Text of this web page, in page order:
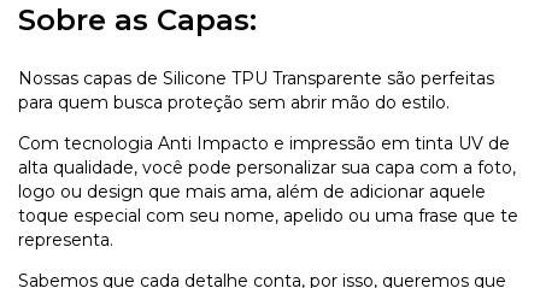
Sobre as Capas:
Nossas capas de Silicone TPU Transparente são perfeitas
para quem busca proteção sem abrir mão do estilo.
Com tecnologia Anti Impacto e impressão em tinta UV de
alta qualidade, você pode personalizar sua capa com a foto,
logo ou design que mais ama, além de adicionar aquele
toque especial com seu nome, apelido ou uma frase que te
representa.
Sabemos que cada detalhe conta, por isso, queremos que